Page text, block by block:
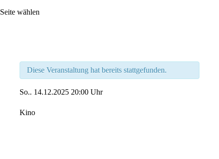
Seite wählen
Diese Veranstaltung hat bereits stattgefunden.
So.. 14.12.2025 20:00 Uhr
Kino